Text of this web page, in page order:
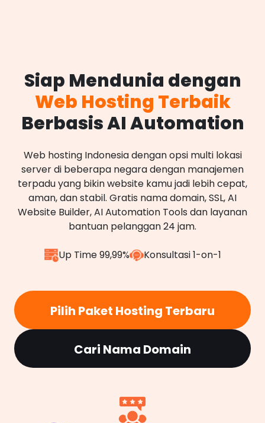
Siap Mendunia dengan
Web Hosting Terbaik
Berbasis AI Automation
Web hosting Indonesia dengan opsi multi lokasi
server di beberapa negara dengan manajemen
terpadu yang bikin website kamu jadi lebih cepat,
aman, dan stabil. Gratis nama domain, SSL, AI
Website Builder, AI Automation Tools dan layanan
bantuan pelanggan 24 jam.
Up Time 99,99% Konsultasi 1-on-1
Pilih Paket Hosting Terbaru
Cari Nama Domain